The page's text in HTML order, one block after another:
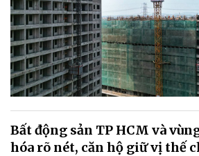
Bất động sản TP HCM và
hóa rõ nét, căn hộ giữ vị thế